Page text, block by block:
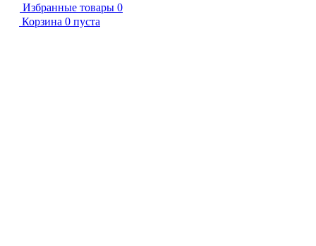
Избранные товары 0
Корзина 0 пуста